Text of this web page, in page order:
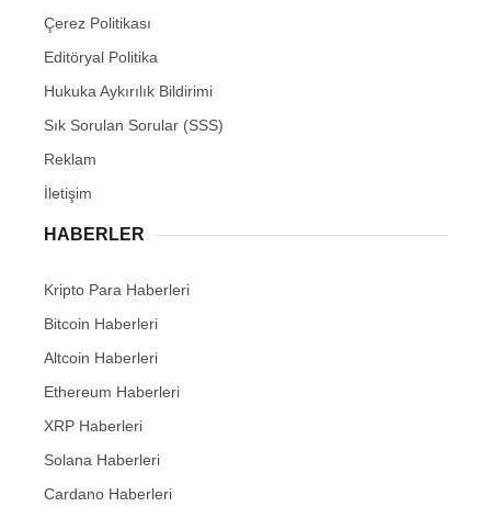
Çerez Politikası
Editöryal Politika
Hukuka Aykırılık Bildirimi
Sık Sorulan Sorular (SSS)
Reklam
İletişim
HABERLER
Kripto Para Haberleri
Bitcoin Haberleri
Altcoin Haberleri
Ethereum Haberleri
XRP Haberleri
Solana Haberleri
Cardano Haberleri